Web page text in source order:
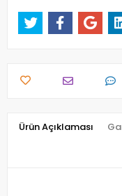
Ürün Açıklaması